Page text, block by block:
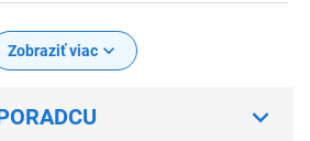
Zobraziť viac